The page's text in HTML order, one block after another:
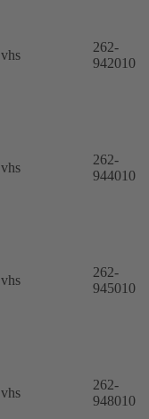
vhs
262-
942010
vhs
262-
944010
vhs
262-
945010
vhs
262-
948010